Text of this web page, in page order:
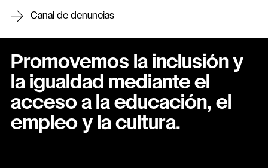
Canal de denuncias
Promovemos la inclusión y
la igualdad mediante el
acceso a la educación, el
empleo y la cultura.